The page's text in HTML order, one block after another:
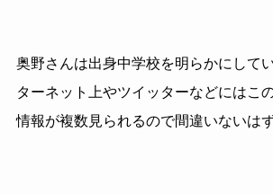
奥野さんは出身中学校を明らかにして
ターネット上やツイッターなどにはこ
情報が複数見られるので間違いないはず